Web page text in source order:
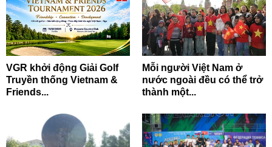
VGR khởi động Giải Golf
Truyền thống Vietnam &
Friends...
Mỗi người Việt Nam ở
nước ngoài đều có thể trở
thành một...